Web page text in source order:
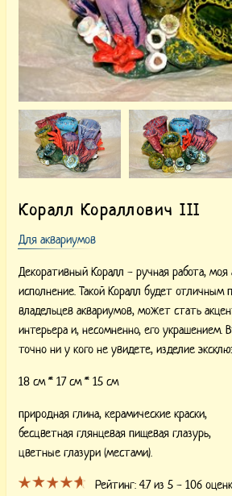
Коралл Кораллович III
Для аквариумов
Декоративный Коралл - ручная работа, моя
исполнение. Такой Коралл будет отличным
владельцев аквариумов, может стать
интерьера и, несомненно, его украшением.
точно ни у кого не увидете, изделие
18 см * 17 см * 15 см
природная глина, керамические краски,
бесцветная глянцевая пищевая глазурь,
цветные глазури (местами).
Рейтинг:4.7из 5 -106